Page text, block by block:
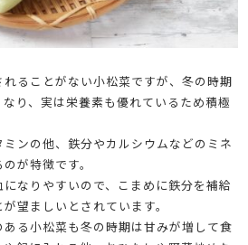
ることがない小松菜ですが、冬の時期
り、実は栄養素も優れているため積極
ンの他、鉄分やカルシウムなどのミネ
が特徴です。
なりやすいので、こまめに鉄分を補給
望ましいとされています。
る小松菜も冬の時期は甘みが増して食